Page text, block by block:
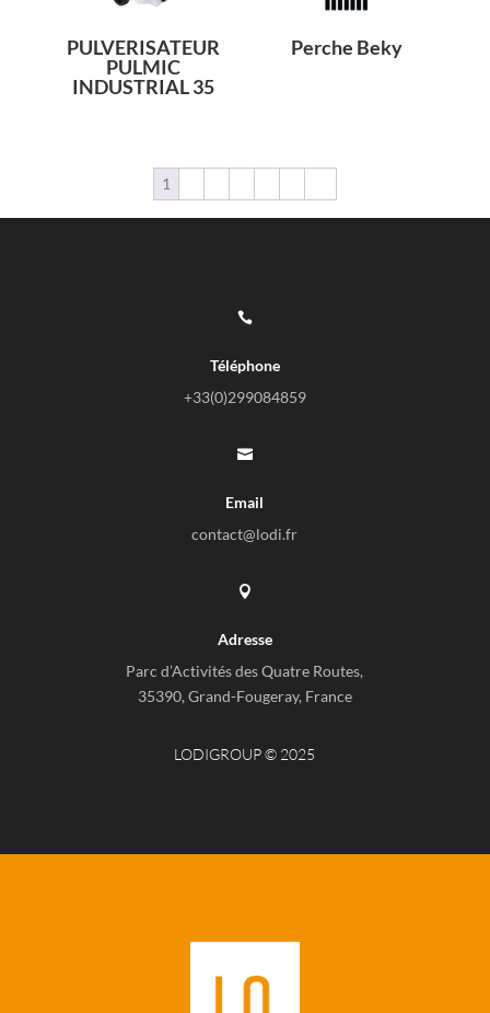
PULVERISATEUR
PULMIC
INDUSTRIAL 35
Perche Beky
1

Téléphone
+33(0)299084859

Email
contact@lodi.fr

Adresse
Parc d’Activités des Quatre Routes,
35390, Grand-Fougeray, France
LODIGROUP © 2025